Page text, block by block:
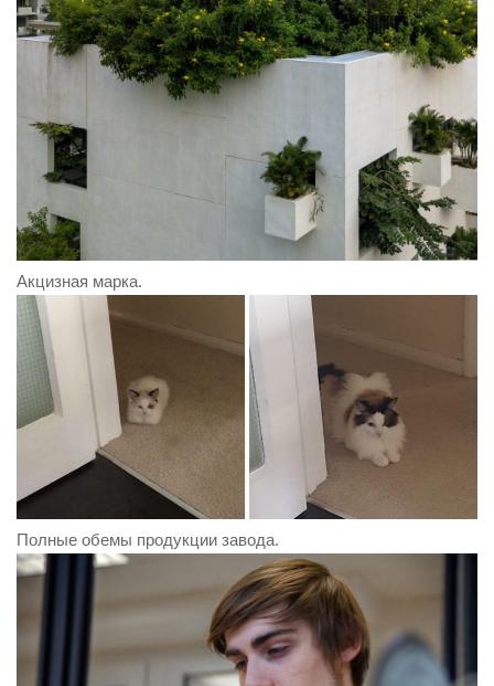
Акцизная марка.
Полные обемы продукции завода.